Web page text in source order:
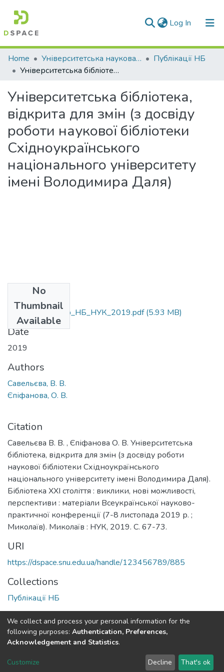
Log In (current)
Communities & Collections
All of DSpace
Statistics
Home Університетська наукова бібліотека
Публікації НБ
Університетська бібліотека, відкрита для змін (з досвіду роботи наукової бібліотеки Східноукраїнського національного університету імені Володимира Даля)
Університетська бібліотека,
відкрита для змін (з досвіду
роботи наукової бібліотеки
Східноукраїнського
національного університету
імені Володимира Даля)
No
Thumbnail
Available
Савельєва_конф_НБ_НУК_2019.pdf(5.93 MB)
Date
2019
Authors
Савельєва, В. В.
Єпіфанова, О. В.
Citation
Савельєва В. В. , Єпіфанова О. В. Університетська
бібліотека, відкрита для змін (з досвіду роботи
наукової бібліотеки Східноукраїнського
національного університету імені Володимира Даля).
Бібліотека XXI століття : виклики, нові можливості,
перспективи : матеріали Всеукраїнської науково-
практичної конференції (7-8 листопада 2019 р. ;
Миколаїв). Миколаїв : НУК, 2019. С. 67-73.
URI
https://dspace.snu.edu.ua/handle/123456789/885
Collections
Публікації НБ
Full item page
Dspace & Volodymyr Dahl East Ukrainian National University
LYRASIS
We collect and process your personal information for the
following purposes: Authentication, Preferences,
Acknowledgement and Statistics.
Customize Decline That's ok